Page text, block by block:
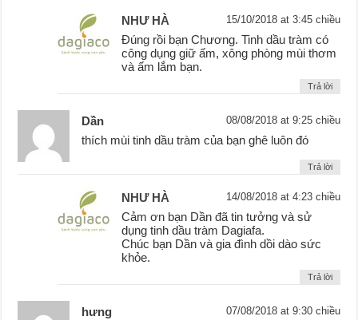
NHƯ HÀ 15/10/2018 at 3:45 chiều
Đúng rồi bạn Chương. Tinh dầu tràm có
công dụng giữ ấm, xông phòng mùi thơm
và ấm lắm bạn.
Trả lời
Dần 08/08/2018 at 9:25 chiều
thích mùi tinh dầu tràm của bạn ghê luôn đó
Trả lời
NHƯ HÀ 14/08/2018 at 4:23 chiều
Cảm ơn bạn Dần đã tin tưởng và sử
dụng tinh dầu tràm Dagiafa.
Chúc bạn Dần và gia đình dồi dào sức
khỏe.
Trả lời
hưng 07/08/2018 at 9:30 chiều